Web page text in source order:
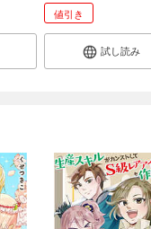
値引き
試し読み